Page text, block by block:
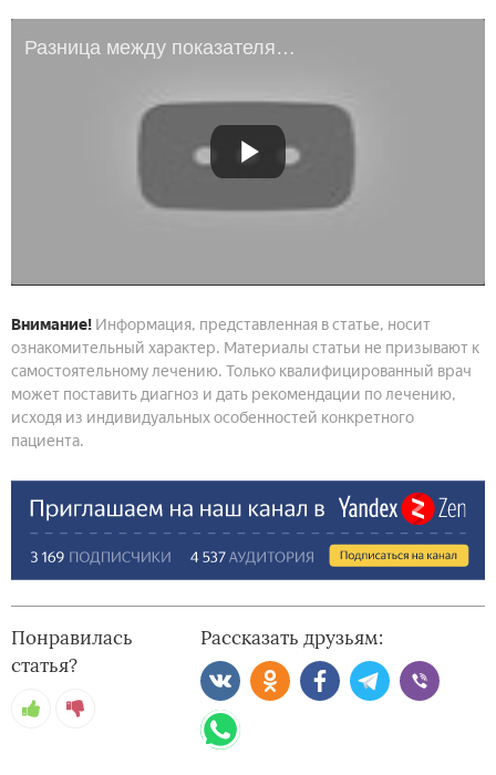
Разница между показателями систолического и диастолического давлений
Внимание! Информация, представленная в статье, носит
ознакомительный характер. Материалы статьи не призывают к
самостоятельному лечению. Только квалифицированный врач
может поставить диагноз и дать рекомендации по лечению,
исходя из индивидуальных особенностей конкретного
пациента.
Понравилась
статья?
Рассказать друзьям: